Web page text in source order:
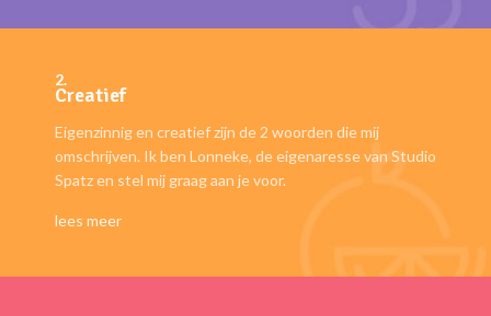
2.
Creatief
Eigenzinnig en creatief zijn de 2 woorden die mij
omschrijven. Ik ben Lonneke, de eigenaresse van Studio
Spatz en stel mij graag aan je voor.
lees meer